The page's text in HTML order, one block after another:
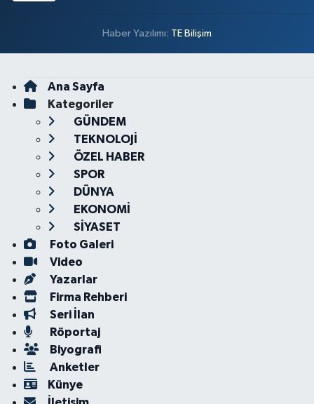
Haber Yazılımı: TE Bilişim
Ana Sayfa
Kategoriler
GÜNDEM
TEKNOLOJİ
ÖZEL HABER
SPOR
DÜNYA
EKONOMİ
SİYASET
Foto Galeri
Video
Yazarlar
Firma Rehberi
Seri İlan
Röportaj
Biyografi
Anketler
Künye